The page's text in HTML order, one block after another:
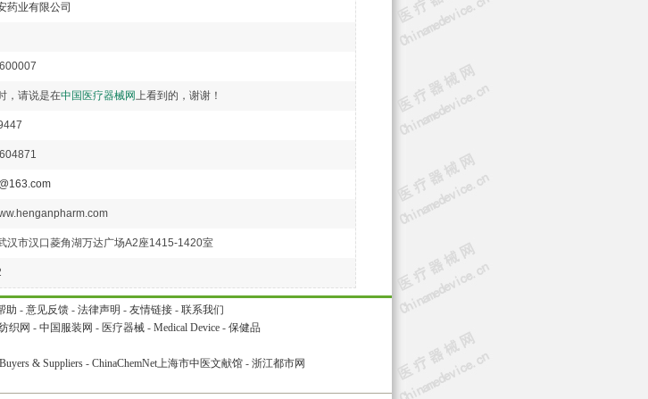
药业有限公司
，请说是在中国医疗器械网上看到的，谢谢！
汉市汉口菱角湖万达广场A2座1415-1420室
助 - 意见反馈 - 法律声明 - 友情链接 - 联系我们
织网 - 中国服装网 - 医疗器械 - Medical Device - 保健品
& Suppliers - ChinaChemNet上海市中医文献馆 - 浙江都市网